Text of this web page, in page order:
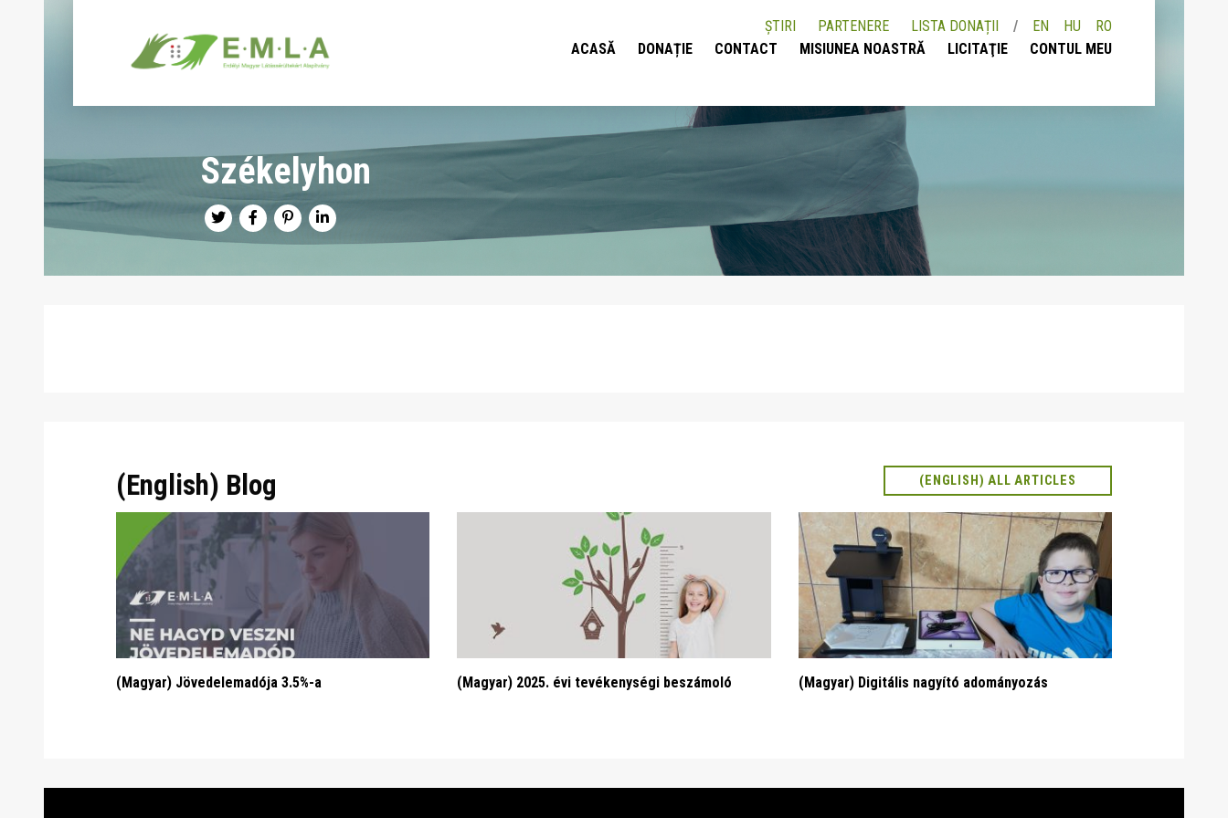
ȘTIRI PARTENERE LISTA DONAȚII EN HU
RO
ACASĂ
DONAȚIE CONTACT MISIUNEA NOASTRĂ LICITAŢIE CONTUL MEU
Székelyhon
(English) Blog (ENGLISH) ALL ARTICLES
(Magyar) Jövedelemadója 3.5%-a (Magyar) 2025. évi tevékenységi beszámoló (Magyar) Digitális nagyító adományozás